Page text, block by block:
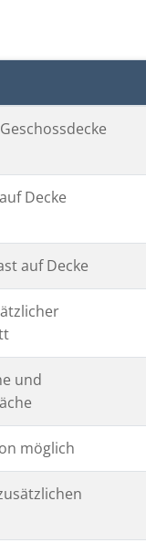
Decke
auf Decke
und
möglich